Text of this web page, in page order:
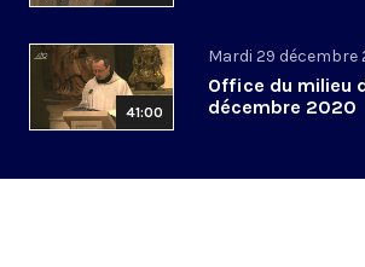
41:00
Mardi 29 décembre
Office du milieu
décembre 2020